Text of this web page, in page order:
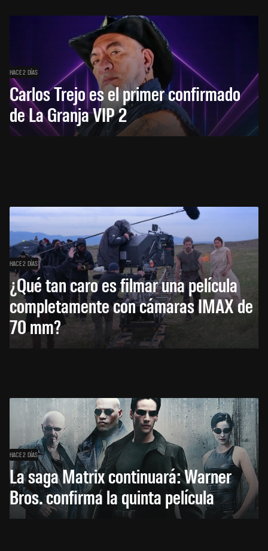
HACE 2 DÍAS
Carlos Trejo es el primer confirmado
de La Granja VIP 2
HACE 2 DÍAS
¿Qué tan caro es filmar una película
completamente con cámaras IMAX de
70 mm?
HACE 2 DÍAS
La saga Matrix continuará: Warner
Bros. confirma la quinta película